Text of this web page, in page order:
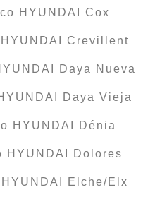
HYUNDAI Cox
Crevillent
Daya Nueva
Daya Vieja
HYUNDAI Dénia
HYUNDAI Dolores
Elche/Elx